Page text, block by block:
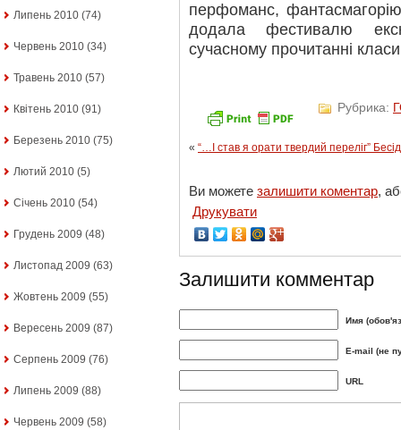
Липень 2010 (74)
Червень 2010 (34)
Травень 2010 (57)
Квітень 2010 (91)
Березень 2010 (75)
Лютий 2010 (5)
Січень 2010 (54)
Грудень 2009 (48)
Листопад 2009 (63)
Жовтень 2009 (55)
Вересень 2009 (87)
Серпень 2009 (76)
Липень 2009 (88)
Червень 2009 (58)
перфоманс,
додала фестивалю
сучасному прочитанні
Рубрика:
« “…І став я орати твердий переліг”
Ви можете залишити коментар,
Друкувати
Залишити комментар
Имя
E-mail (не
URL